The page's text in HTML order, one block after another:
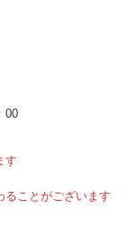
00
す
ことがございます